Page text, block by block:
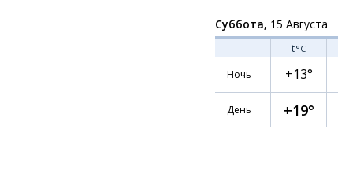
Суббота, 15 Августа
t°C
Ночь
+13°
День +19°